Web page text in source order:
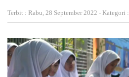
Terbit : Rabu, 28 September 2022 - Kategori :